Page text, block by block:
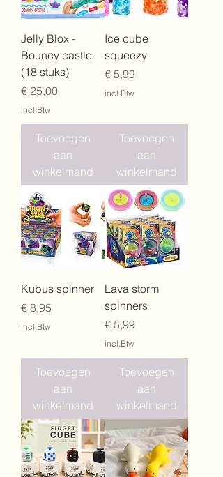
Jelly Blox -
Bouncy castle
(18 stuks)
Prijs
€ 25,00
incl.Btw
Toevoegen
aan
winkelmand
Ice cube
squeezy
Prijs
€ 5,99
incl.Btw
Toevoegen
aan
winkelmand
Kubus spinner
Prijs
€ 8,95
incl.Btw
Toevoegen
aan
winkelmand
Lava storm
spinners
Prijs
€ 5,99
incl.Btw
Toevoegen
aan
winkelmand